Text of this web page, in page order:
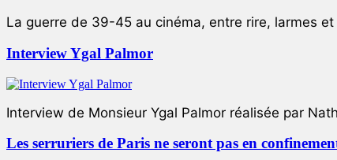
La guerre de 39-45 au cinéma, entre rire, larmes et
Interview Ygal Palmor
Interview de Monsieur Ygal Palmor réalisée par
Les serruriers de Paris ne seront pas en